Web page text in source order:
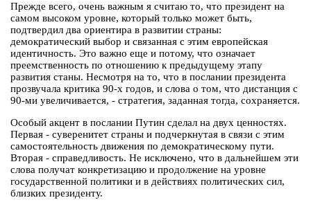
Прежде всего, очень важным я считаю то, что президент на
самом высоком уровне, который только может быть,
подтвердил два ориентира в развитии страны:
демократический выбор и связанная с этим европейская
идентичность. Это важно еще и потому, что означает
преемственность по отношению к предыдущему этапу
развития станы. Несмотря на то, что в послании президента
прозвучала критика 90-х годов, и слова о том, что дистанция с
90-ми увеличивается, - стратегия, заданная тогда, сохраняется.
Особый акцент в послании Путин сделал на двух ценностях.
Первая - суверенитет страны и подчеркнутая в связи с этим
самостоятельность движения по демократическому пути.
Вторая - справедливость. Не исключено, что в дальнейшем эти
слова получат конкретизацию и продолжение на уровне
государственной политики и в действиях политических сил,
близких президенту.